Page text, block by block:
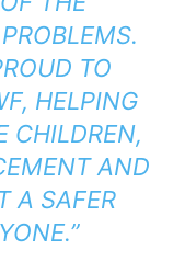
TO
HELPING
CHILDREN,
AND
A SAFER